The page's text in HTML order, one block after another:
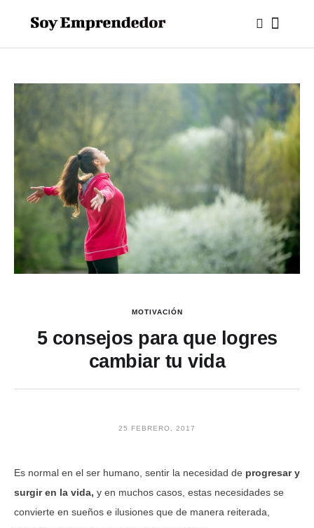
MOTIVACIÓN
5 consejos para que logres
cambiar tu vida
25 FEBRERO, 2017
Es normal en el ser humano, sentir la necesidad de progresar y
surgir en la vida, y en muchos casos, estas necesidades se
convierte en sueños e ilusiones que de manera reiterada,